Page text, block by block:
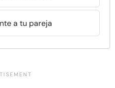
a tu pareja